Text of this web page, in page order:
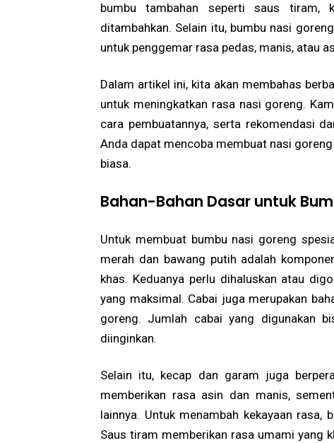
bumbu tambahan seperti saus tiram,
ditambahkan. Selain itu, bumbu nasi
untuk penggemar rasa pedas, manis, atau
Dalam artikel ini, kita akan membahas
untuk meningkatkan rasa nasi goreng.
cara pembuatannya, serta rekomendasi
Anda dapat mencoba membuat nasi
biasa.
Bahan-Bahan Dasar untuk
Untuk membuat bumbu nasi goreng
merah dan bawang putih adalah
khas. Keduanya perlu dihaluskan atau
yang maksimal. Cabai juga merupakan
goreng. Jumlah cabai yang digunakan
diinginkan.
Selain itu, kecap dan garam juga
memberikan rasa asin dan manis,
lainnya. Untuk menambah kekayaan
Saus tiram memberikan rasa umami yang